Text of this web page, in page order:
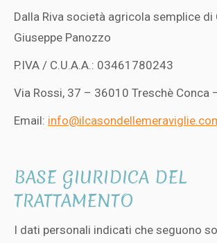
Dalla Riva società agricola semplice di
Giuseppe Panozzo
P.IVA / C.U.A.A.: 03461780243
Via Rossi, 37 – 36010 Treschè Conca
Email:
BASE GIURIDICA DEL
TRATTAMENTO
I dati personali indicati che seguono